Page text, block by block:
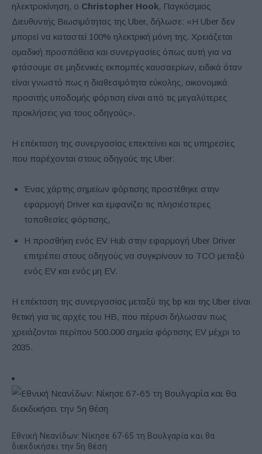
ηλεκτροκίνηση, ο Christopher Hook, Παγκόσμιος
Διευθυντής Βιωσιμότητας της Uber, δήλωσε: «Η Uber δεν
μπορεί να καταστεί 100% ηλεκτρική μόνη της. Χρειάζεται
ομαδική προσπάθεια και συνεργασίες όπως αυτή για να
φτάσουμε σε μηδενικές εκπομπές καυσαερίων, ειδικά όταν
είναι γνωστό πως η διαθεσιμότητα εύκολης, οικονομικά
προσιτής υποδομής φόρτιση είναι από τις μεγαλύτερες
προκλήσεις για τους οδηγούς».
Η επέκταση της συνεργασίας επεκτείνει και τις υπηρεσίες
που παρέχονται στους οδηγούς της Uber:
Ένας χάρτης σημείων φόρτισης προστέθηκε στην
εφαρμογή Driver και εμφανίζει τις πλησιέστερες
τοποθεσίες φόρτισης,
Η προσθήκη ενός EV Hub στην εφαρμογή Uber Driver
επιτρέπει στους οδηγούς να συγκρίνουν το TCO μεταξύ
ενός EV και ενός μη EV.
Η επέκταση της συνεργασίας μεταξύ της bp και της Uber είναι
θετική για τις αρχές του ΗΒ, που πέρυσι δήλωσαν πως
χρειάζονται περίπου 500.000 σημεία φόρτισης EV μέχρι το
2035.
Εθνική Νεανίδων: Νίκησε 67-65 τη Βουλγαρία και θα
διεκδικήσει την 5η θέση